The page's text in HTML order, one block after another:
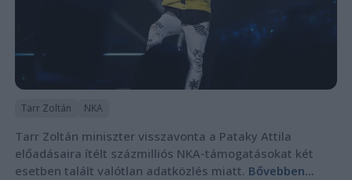
Tarr Zoltán NKA
Tarr Zoltán miniszter visszavonta a Pataky Attila
előadásaira ítélt százmilliós NKA-támogatásokat két
esetben talált valótlan adatközlés miatt. Bővebben...